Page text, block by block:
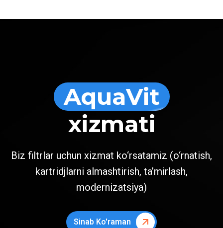
AquaVit
xizmati
Biz filtrlar uchun xizmat ko‘rsatamiz (o‘rnatish,
kartridjlarni almashtirish, ta’mirlash,
modernizatsiya)
Sinab Ko'raman